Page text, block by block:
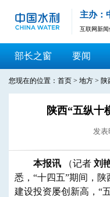
主办：
互联网新闻
部长之窗 要闻
您现在的位置： 首页 > 地方 > 陕
陕西“五纵十
发表
本报讯 （记者 刘
悉，“十四五”期间，
建设投资屡创新高，“